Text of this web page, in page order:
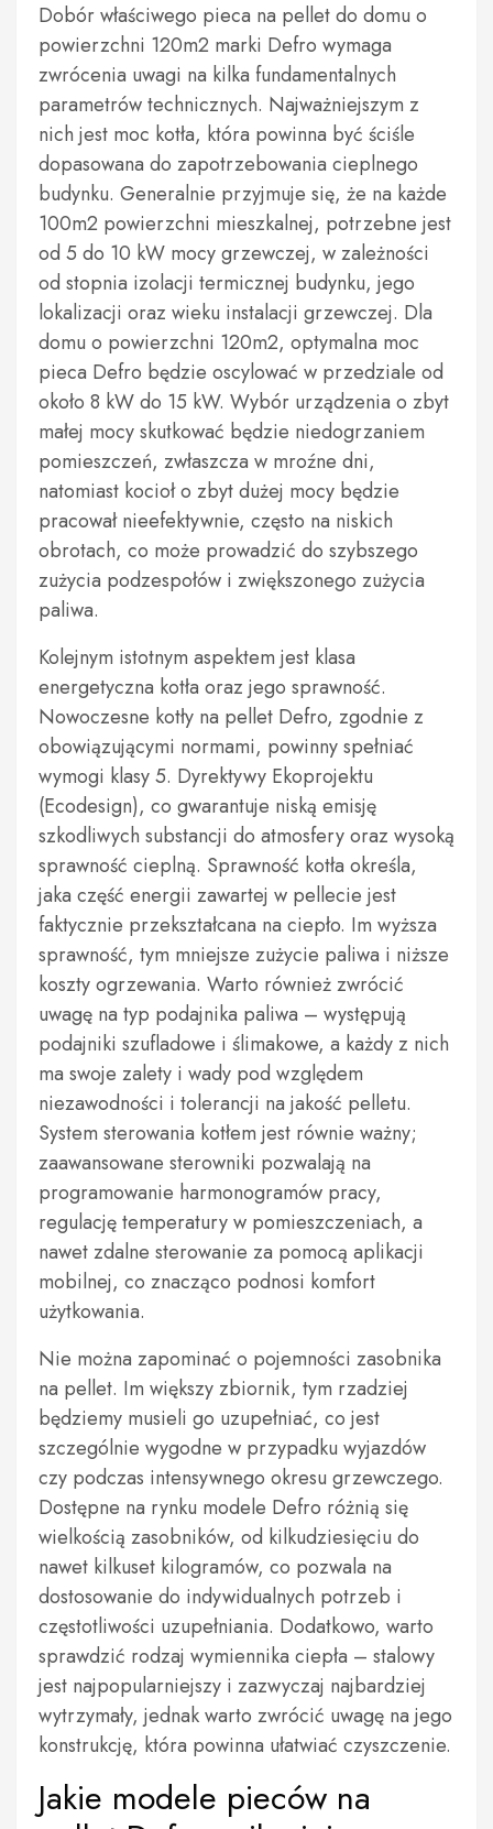
Dobór właściwego pieca na pellet do domu o
powierzchni 120m2 marki Defro wymaga
zwrócenia uwagi na kilka fundamentalnych
parametrów technicznych. Najważniejszym z
nich jest moc kotła, która powinna być ściśle
dopasowana do zapotrzebowania cieplnego
budynku. Generalnie przyjmuje się, że na każde
100m2 powierzchni mieszkalnej, potrzebne jest
od 5 do 10 kW mocy grzewczej, w zależności
od stopnia izolacji termicznej budynku, jego
lokalizacji oraz wieku instalacji grzewczej. Dla
domu o powierzchni 120m2, optymalna moc
pieca Defro będzie oscylować w przedziale od
około 8 kW do 15 kW. Wybór urządzenia o zbyt
małej mocy skutkować będzie niedogrzaniem
pomieszczeń, zwłaszcza w mroźne dni,
natomiast kocioł o zbyt dużej mocy będzie
pracował nieefektywnie, często na niskich
obrotach, co może prowadzić do szybszego
zużycia podzespołów i zwiększonego zużycia
paliwa.
Kolejnym istotnym aspektem jest klasa
energetyczna kotła oraz jego sprawność.
Nowoczesne kotły na pellet Defro, zgodnie z
obowiązującymi normami, powinny spełniać
wymogi klasy 5. Dyrektywy Ekoprojektu
(Ecodesign), co gwarantuje niską emisję
szkodliwych substancji do atmosfery oraz wysoką
sprawność cieplną. Sprawność kotła określa,
jaka część energii zawartej w pellecie jest
faktycznie przekształcana na ciepło. Im wyższa
sprawność, tym mniejsze zużycie paliwa i niższe
koszty ogrzewania. Warto również zwrócić
uwagę na typ podajnika paliwa – występują
podajniki szufladowe i ślimakowe, a każdy z nich
ma swoje zalety i wady pod względem
niezawodności i tolerancji na jakość pelletu.
System sterowania kotłem jest równie ważny;
zaawansowane sterowniki pozwalają na
programowanie harmonogramów pracy,
regulację temperatury w pomieszczeniach, a
nawet zdalne sterowanie za pomocą aplikacji
mobilnej, co znacząco podnosi komfort
użytkowania.
Nie można zapominać o pojemności zasobnika
na pellet. Im większy zbiornik, tym rzadziej
będziemy musieli go uzupełniać, co jest
szczególnie wygodne w przypadku wyjazdów
czy podczas intensywnego okresu grzewczego.
Dostępne na rynku modele Defro różnią się
wielkością zasobników, od kilkudziesięciu do
nawet kilkuset kilogramów, co pozwala na
dostosowanie do indywidualnych potrzeb i
częstotliwości uzupełniania. Dodatkowo, warto
sprawdzić rodzaj wymiennika ciepła – stalowy
jest najpopularniejszy i zazwyczaj najbardziej
wytrzymały, jednak warto zwrócić uwagę na jego
konstrukcję, która powinna ułatwiać czyszczenie.
Jakie modele pieców na